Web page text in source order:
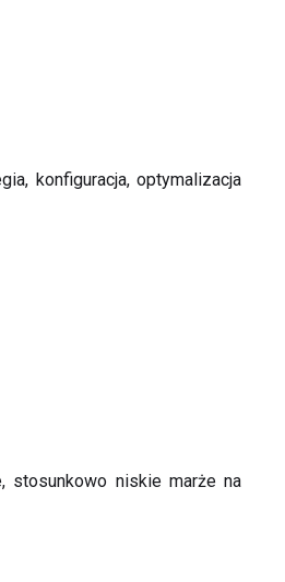
konfiguracja, optymalizacja
stosunkowo niskie marże na